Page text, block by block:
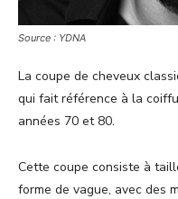
Source : YDNA
La coupe de cheveux
qui fait référence à la
années 70 et 80.
Cette coupe consiste à
forme de vague, avec des